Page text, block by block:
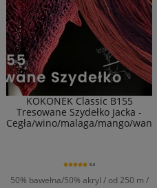
KOKONEK Classic B155
Tresowane Szydełko Jacka -
Cegła/wino/malaga/mango/
50% bawełna/50% akryl / od 250 m /
5.0